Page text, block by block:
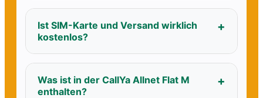
Ist SIM-Karte und Versand wirklich
kostenlos?
Was ist in der CallYa Allnet Flat M
enthalten?